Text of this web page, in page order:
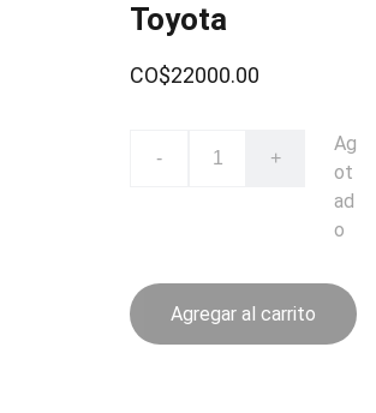
Toyota
CO$22000.00
- +
Ag
ot
ad
o
Agregar al carrito